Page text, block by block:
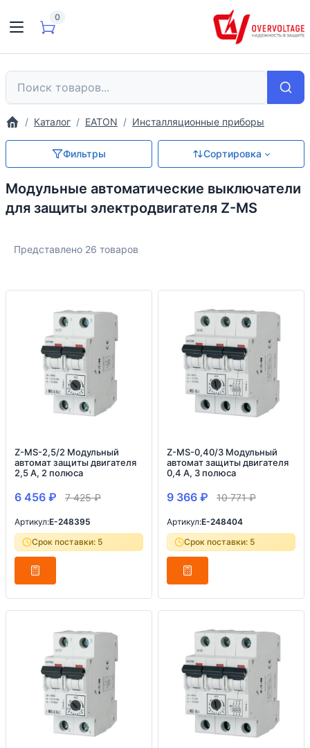
0
Каталог EATON Инсталляционные приборы
Фильтры Сортировка
Модульные автоматические выключатели
для защиты электродвигателя Z-MS
Представлено 26 товаров
Z-MS-2,5/2 Модульный
автомат защиты двигателя
2,5 А, 2 полюса
6 456 ₽ 7 425₽
Артикул:E-248395
Срок поставки: 5
Z-MS-0,40/3 Модульный
автомат защиты двигателя
0,4 А, 3 полюса
9 366 ₽ 10 771₽
Артикул:E-248404
Срок поставки: 5